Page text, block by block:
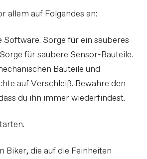
allem auf Folgendes an:
Software. Sorge für ein sauberes
für saubere Sensor-Bauteile.
Bauteile und
auf Verschleiß. Bewahre den
du ihn immer wiederfindest.
Biker, die auf die Feinheiten